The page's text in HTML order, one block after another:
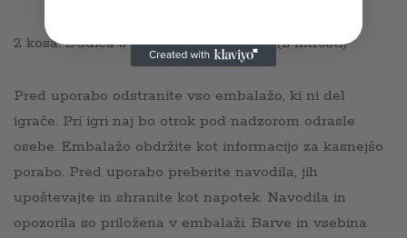
2 kosa. Dudica s kontroliranim tokom (2 hitrosti)
Pred uporabo odstranite vso embalažo, ki ni del
igrače. Pri igri naj bo otrok pod nadzorom odrasle
osebe. Embalažo obdržite kot informacijo za kasnejšo
porabo. Pred uporabo preberite navodila, jih
upoštevajte in shranite kot napotek. Navodila in
opozorila so priložena v embalaži. Barve in vsebina